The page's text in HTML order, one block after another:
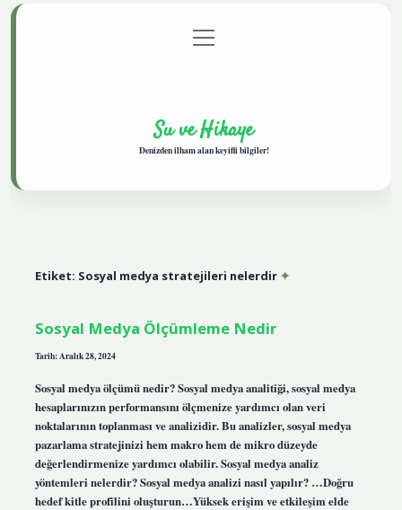
Gizlilik Politikası
menüyü
aç
Su ve Hikaye
Denizden ilham alan keyifli bilgiler!
Etiket: Sosyal medya stratejileri nelerdir
Sosyal Medya Ölçümleme Nedir
Tarih: Aralık 28, 2024
Sosyal medya ölçümü nedir? Sosyal medya analitiği, sosyal medya
hesaplarınızın performansını ölçmenize yardımcı olan veri
noktalarının toplanması ve analizidir. Bu analizler, sosyal medya
pazarlama stratejinizi hem makro hem de mikro düzeyde
değerlendirmenize yardımcı olabilir. Sosyal medya analiz
yöntemleri nelerdir? Sosyal medya analizi nasıl yapılır? …Doğru
hedef kitle profilini oluşturun…Yüksek erişim ve etkileşim elde